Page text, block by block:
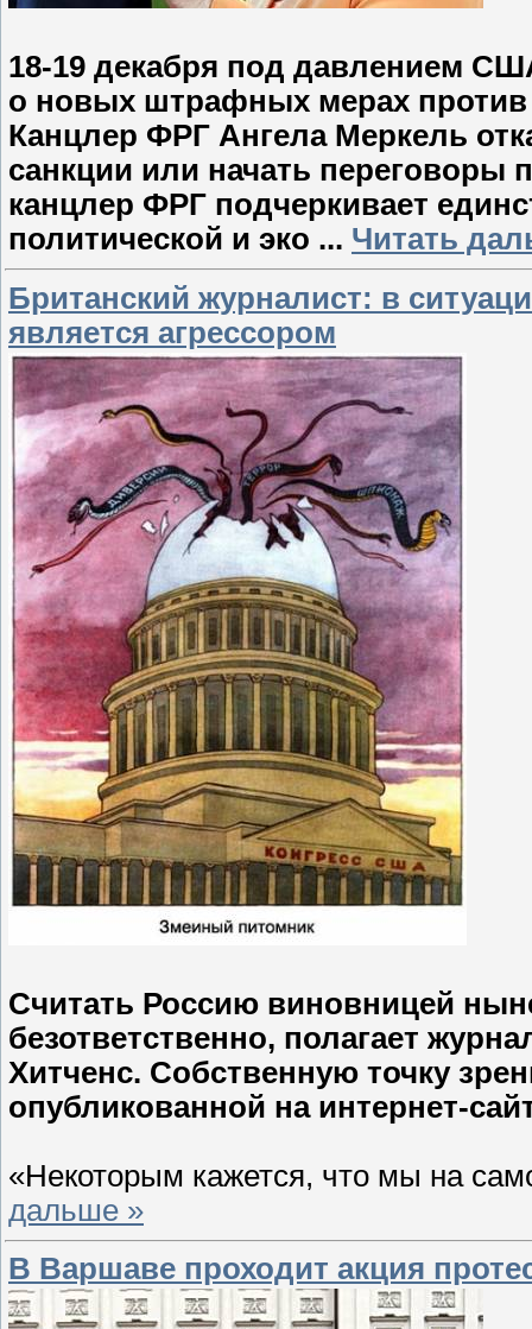
18-19 декабря под давлением
о новых штрафных мерах
Канцлер ФРГ Ангела Меркель
санкции или начать переговоры
канцлер ФРГ подчеркивает
политической и эко ... Читать
Британский журналист: в
является агрессором
Считать Россию виновницей
безответственно, полагает
Хитченс. Собственную точку
опубликованной на интернет-
«Некоторым кажется, что мы на
дальше »
В Варшаве проходит акция